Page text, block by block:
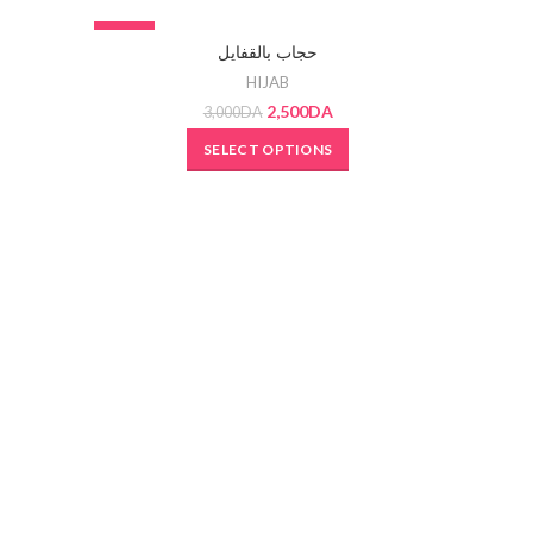
-17%
حجاب بالقفايل
HIJAB
3,000DA 2,500DA
SELECT OPTIONS